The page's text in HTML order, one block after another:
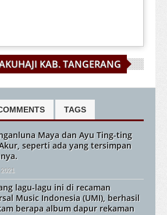
KAB. TANGERANG
TAGS
Maya dan Ayu Ting-ting
seperti ada yang tersimpan
lagu-lagu ini di recaman
Music Indonesia (UMI), berhasil
berapa album dapur rekaman